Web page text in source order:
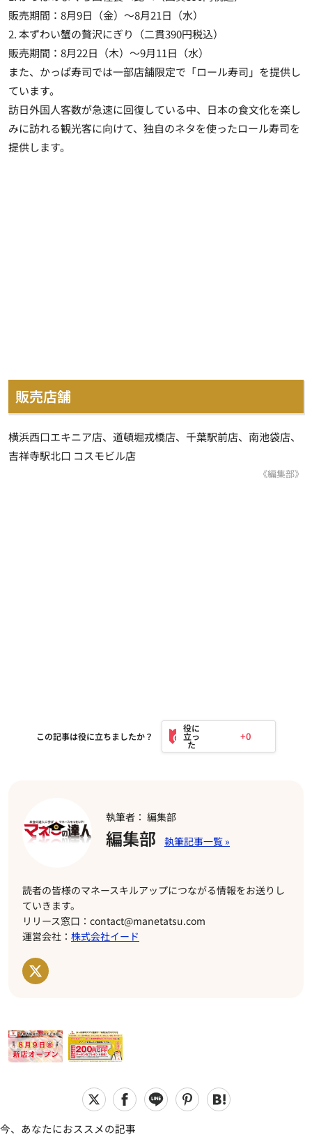
販売期間：8月9日（金）～8月21日（水）
2. 本ずわい蟹の贅沢にぎり（二貫390円税込）
販売期間：8月22日（木）～9月11日（水）
また、 かっぱ寿司では一部店舗限定で「ロール寿司」を提供し
ています。
訪日外国人客数が急速に回復している中、日本の食文化を楽し
みに訪れる観光客に向けて、独自のネタを使ったロール寿司を
提供します。
販売店舗
横浜西口エキニア店、道頓堀戎橋店、千葉駅前店、南池袋店、
吉祥寺駅北口 コスモビル店
《編集部》
この記事は役に立ちましたか？ +0
執筆者： 編集部
編集部
読者の皆様のマネースキルアップにつながる情報をお送りし
ていきます。
リリース窓口：contact@manetatsu.com
運営会社： 株式会社イード
今、あなたにおススメの記事